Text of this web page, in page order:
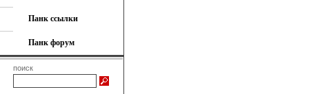
Панк ссылки
Панк форум
поиск